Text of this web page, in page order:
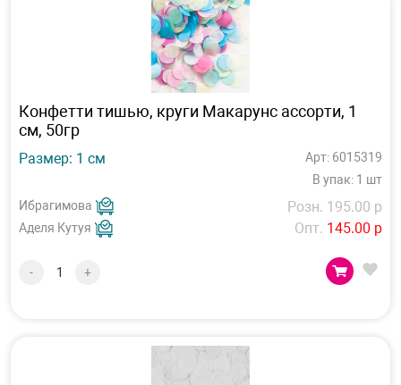
Конфетти тишью, круги Макарунс ассорти, 1
см, 50гр
Размер: 1 см
Арт: 6015319
В упак: 1 шт
Ибрагимова
Аделя Кутуя
Розн. 195.00 р
Опт. 145.00 р
- +